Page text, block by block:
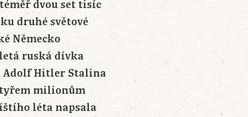
dvou set tisíc
druhé světové
Německo
ruská dívka
Adolf Hitler Stalina
milionům
léta napsala